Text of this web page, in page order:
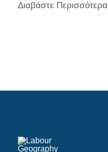
Διαβάστε Περισσότερα